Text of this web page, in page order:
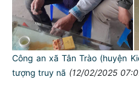
Công an xã Tân Trào (huyện
tượng truy nã (12/02/2025